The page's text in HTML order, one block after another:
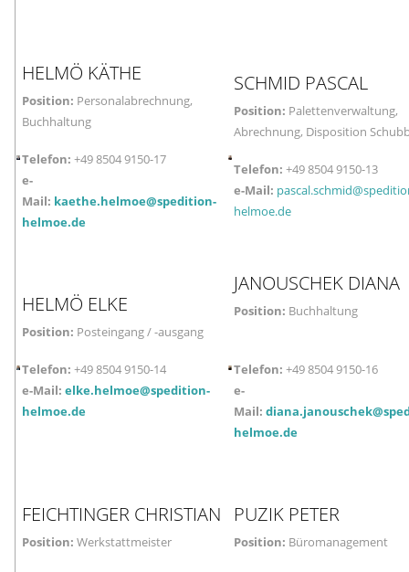
HELMÖ KÄTHE
Position: Personalabrechnung,
Buchhaltung
Telefon:+49 8504 9150-17
e-
Mail: kaethe.helmoe@spedition-
helmoe.de
SCHMID PASCAL
Position: Palettenverwaltung,
Abrechnung, Disposition
Telefon:+49 8504 9150-13
e-Mail:
helmoe.de
HELMÖ ELKE
Position: Posteingang / -ausgang
Telefon:+49 8504 9150-14
e-Mail:elke.helmoe@spedition-
helmoe.de
JANOUSCHEK DIANA
Position: Buchhaltung
Telefon: +49 8504 9150-16
e-
Mail:
helmoe.de
FEICHTINGER CHRISTIAN
Position: Werkstattmeister
PUZIK PETER
Position: Büromanagement